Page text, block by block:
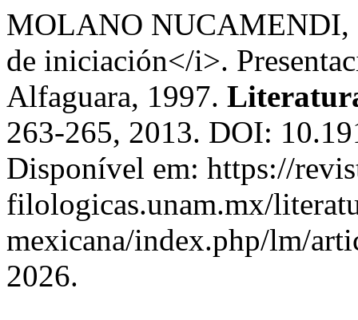
MOLANO NUCAMENDI,
de iniciación</i>.
Alfaguara, 1997.
263-265, 2013. DOI:
Disponível em: https://
filologicas.unam.mx/
mexicana/index.php/lm/
2026.